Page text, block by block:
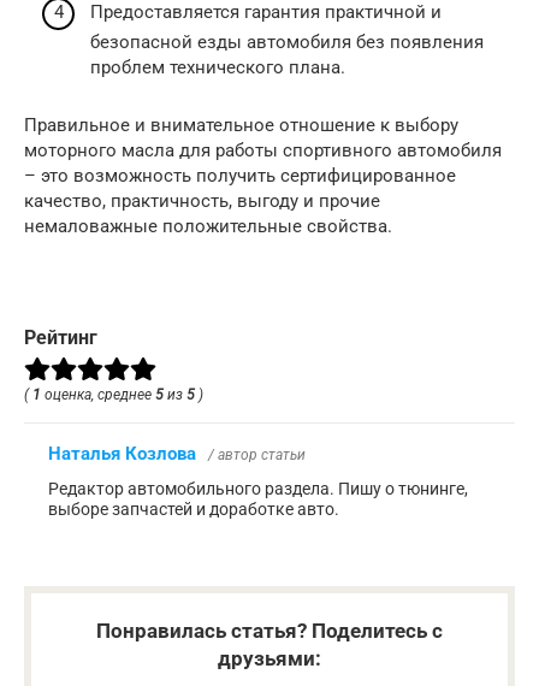
Предоставляется гарантия практичной и
безопасной езды автомобиля без появления
проблем технического плана.
Правильное и внимательное отношение к выбору
моторного масла для работы спортивного автомобиля
– это возможность получить сертифицированное
качество, практичность, выгоду и прочие
немаловажные положительные свойства.
Рейтинг
( 1 оценка, среднее 5 из 5 )
Наталья Козлова / автор статьи
Редактор автомобильного раздела. Пишу о тюнинге,
выборе запчастей и доработке авто.
Понравилась статья? Поделитесь с
друзьями: